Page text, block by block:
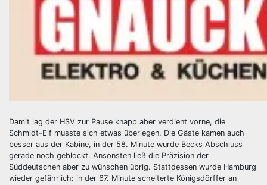
Damit lag der HSV zur Pause knapp aber verdient vorne, die
Schmidt-Elf musste sich etwas überlegen. Die Gäste kamen auch
besser aus der Kabine, in der 58. Minute wurde Becks Abschluss
gerade noch geblockt. Ansonsten ließ die Präzision der
Süddeutschen aber zu wünschen übrig. Stattdessen wurde Hamburg
wieder gefährlich: in der 67. Minute scheiterte Königsdörffer an